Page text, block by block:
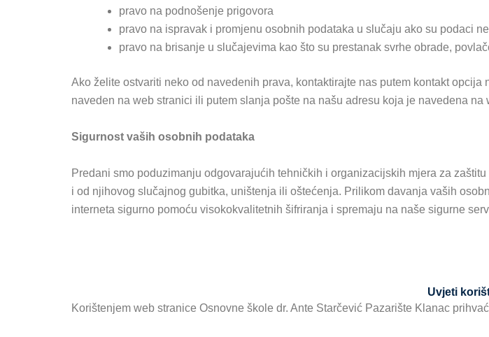
pravo na podnošenje prigovora
pravo na ispravak i promjenu osobnih podataka u slučaju ako su podaci
pravo na brisanje u slučajevima kao što su prestanak svrhe obrade,
Ako želite ostvariti neko od navedenih prava, kontaktirajte nas putem kontakt
naveden na web stranici ili putem slanja pošte na našu adresu koja je navedena na
Sigurnost vaših osobnih podataka
Predani smo poduzimanju odgovarajućih tehničkih i organizacijskih mjera za
i od njihovog slučajnog gubitka, uništenja ili oštećenja. Prilikom davanja vaših
interneta sigurno pomoću visokokvalitetnih šifriranja i spremaju na naše sigurne
Uvjeti
Korištenjem web stranice Osnovne škole dr. Ante Starčević Pazarište Klanac